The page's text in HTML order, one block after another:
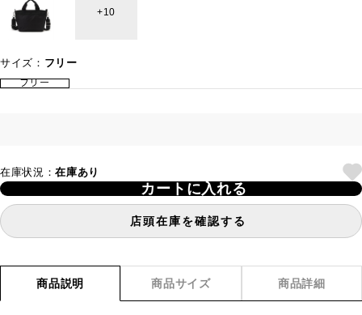
10
サイズ： フリー
フリー
在庫状況：在庫あり
カートに入れる
店頭在庫を確認する
商品説明 商品サイズ 商品詳細